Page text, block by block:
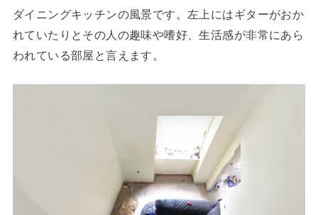
ダイニングキッチンの風景です。左上にはギターがおか
れていたりとその人の趣味や嗜好、生活感が非常にあら
われている部屋と言えます。